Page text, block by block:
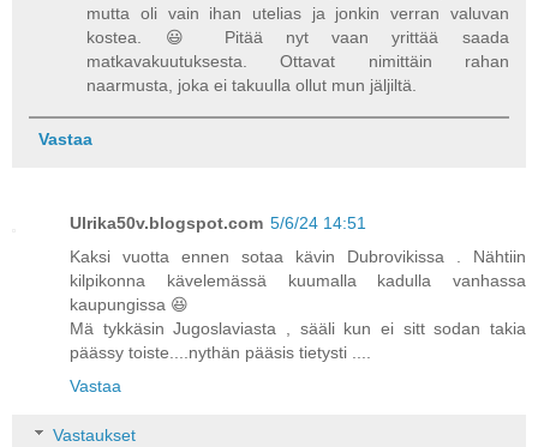
mutta oli vain ihan utelias ja jonkin verran valuvan
kostea. 😃 Pitää nyt vaan yrittää saada
matkavakuutuksesta. Ottavat nimittäin rahan
naarmusta, joka ei takuulla ollut mun jäljiltä.
Vastaa
Ulrika50v.blogspot.com 5/6/24 14:51
Kaksi vuotta ennen sotaa kävin Dubrovikissa . Nähtiin
kilpikonna kävelemässä kuumalla kadulla vanhassa
kaupungissa 😆
Mä tykkäsin Jugoslaviasta , sääli kun ei sitt sodan takia
päässy toiste....nythän pääsis tietysti ....
Vastaa
Vastaukset